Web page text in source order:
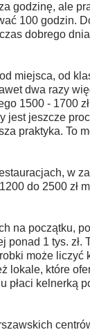
godzinę, ale
100 godzin.
dobrego
miejsca, od
dwa razy
1500 - 1700
jest jeszcze
praktyka. To
w
do 2500 zł
na początku,
ponad 1 tys.
może liczyć
lokale, które
płaci kelnerką